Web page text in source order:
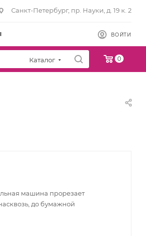
Санкт-Петербург, пр. Науки, д. 19 к. 2
ВОЙТИ
Каталог 0
машина прорезает
до бумажной